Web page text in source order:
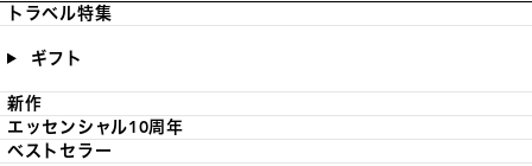
トラベル特集
ギフト
新作
エッセンシャル10周年
ベストセラー